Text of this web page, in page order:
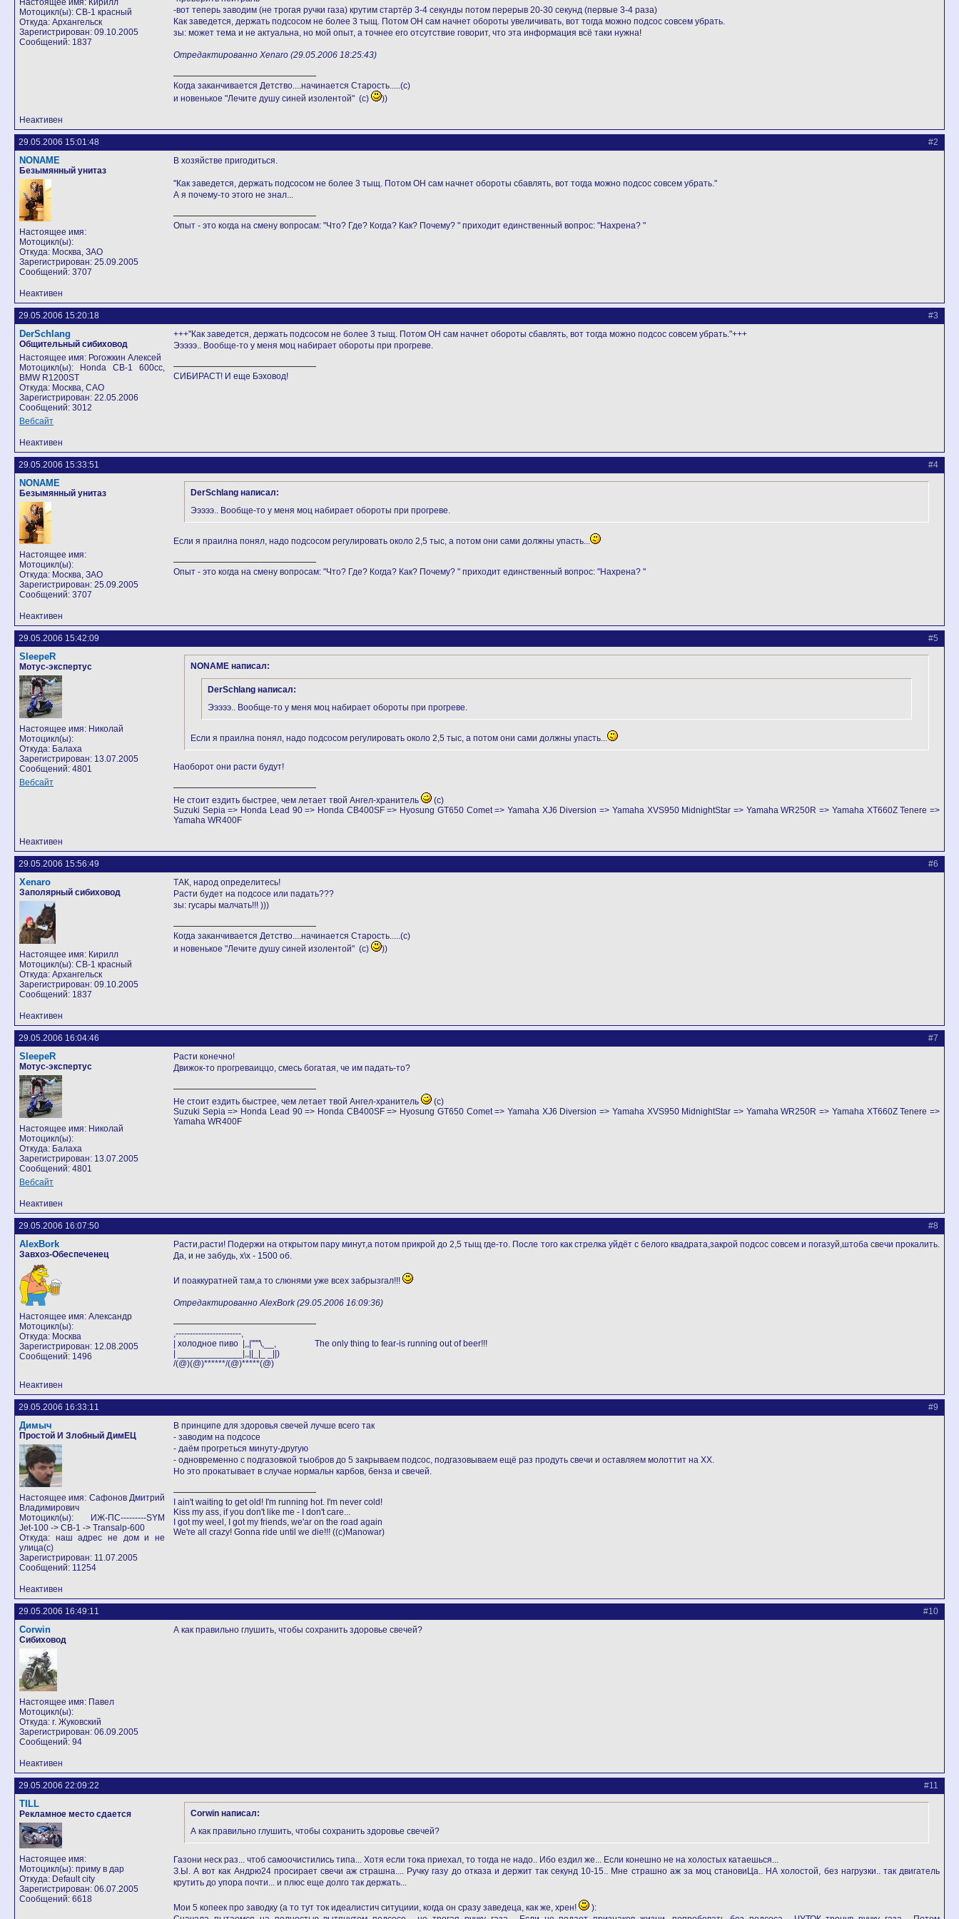
Настоящее имя: Кирилл
Мотоцикл(ы): СВ-1 красный
Откуда: Архангельск
Зарегистрирован: 09.10.2005
Сообщений: 1837
-вот теперь заводим (не трогая ручки газа) крутим стартёр 3-4 секунды потом перерыв 20-30 секунд (первые 3-4 раза)
Как заведется, держать подсосом не более 3 тыщ. Потом ОН сам начнет обороты увеличивать, вот тогда можно подсос совсем убрать.
зы: может тема и не актуальна, но мой опыт, а точнее его отсутствие говорит, что эта информация всё таки нужна!
Отредактированно Xenaro (29.05.2006 18:25:43)
Когда заканчивается Детство....начинается Старость.....(с)
и новенькое "Лечите душу синей изолентой" (с)
))
Неактивен
#2
29.05.2006 15:01:48
NONAME
Безымянный унитаз
Настоящее имя:
Мотоцикл(ы):
Откуда: Москва, ЗАО
Зарегистрирован: 25.09.2005
Сообщений: 3707
В хозяйстве пригодиться.
"Как заведется, держать подсосом не более 3 тыщ. Потом ОН сам начнет обороты сбавлять, вот тогда можно подсос совсем убрать."
А я почему-то этого не знал...
Опыт - это когда на смену вопросам: "Что? Где? Когда? Как? Почему? " приходит единственный вопрос: "Нахрена? "
Неактивен
#3
29.05.2006 15:20:18
DerSchlang
Общительный сибиховод
Настоящее имя: Рогожкин Алексей
Мотоцикл(ы): Honda CB-1 600cc,
BMW R1200ST
Откуда: Москва, САО
Зарегистрирован: 22.05.2006
Сообщений: 3012
Вебсайт
+++"Как заведется, держать подсосом не более 3 тыщ. Потом ОН сам начнет обороты сбавлять, вот тогда можно подсос совсем убрать."+++
Эээээ.. Вообще-то у меня моц набирает обороты при прогреве.
СИБИРАСТ! И еще Бэховод!
Неактивен
#4
29.05.2006 15:33:51
NONAME
Безымянный унитаз
Настоящее имя:
Мотоцикл(ы):
Откуда: Москва, ЗАО
Зарегистрирован: 25.09.2005
Сообщений: 3707
DerSchlang написал:
Эээээ.. Вообще-то у меня моц набирает обороты при прогреве.
Если я праилна понял, надо подсосом регулировать около 2,5 тыс, а потом они сами должны упасть...
Опыт - это когда на смену вопросам: "Что? Где? Когда? Как? Почему? " приходит единственный вопрос: "Нахрена? "
Неактивен
#5
29.05.2006 15:42:09
SleepeR
Мотус-экспертус
Настоящее имя: Николай
Мотоцикл(ы):
Откуда: Балаха
Зарегистрирован: 13.07.2005
Сообщений: 4801
Вебсайт
NONAME написал:
DerSchlang написал:
Эээээ.. Вообще-то у меня моц набирает обороты при прогреве.
Если я праилна понял, надо подсосом регулировать около 2,5 тыс, а потом они сами должны упасть...
Наоборот они расти будут!
Не стоит ездить быстрее, чем летает твой Ангел-хранитель
(с)
Suzuki Sepia => Honda Lead 90 => Honda CB400SF => Hyosung GT650 Comet => Yamaha XJ6 Diversion => Yamaha XVS950 MidnightStar => Yamaha WR250R => Yamaha XT660Z Tenere =>
Yamaha WR400F
Неактивен
#6
29.05.2006 15:56:49
Xenaro
Заполярный сибиховод
Настоящее имя: Кирилл
Мотоцикл(ы): СВ-1 красный
Откуда: Архангельск
Зарегистрирован: 09.10.2005
Сообщений: 1837
ТАК, народ определитесь!
Расти будет на подсосе или падать???
зы: гусары малчать!!! )))
Когда заканчивается Детство....начинается Старость.....(с)
и новенькое "Лечите душу синей изолентой" (с)
))
Неактивен
#7
29.05.2006 16:04:46
SleepeR
Мотус-экспертус
Настоящее имя: Николай
Мотоцикл(ы):
Откуда: Балаха
Зарегистрирован: 13.07.2005
Сообщений: 4801
Вебсайт
Расти конечно!
Движок-то прогреваиццо, смесь богатая, че им падать-то?
Не стоит ездить быстрее, чем летает твой Ангел-хранитель
(с)
Suzuki Sepia => Honda Lead 90 => Honda CB400SF => Hyosung GT650 Comet => Yamaha XJ6 Diversion => Yamaha XVS950 MidnightStar => Yamaha WR250R => Yamaha XT660Z Tenere =>
Yamaha WR400F
Неактивен
#8
29.05.2006 16:07:50
AlexBork
Завхоз-Обеспеченец
Настоящее имя: Александр
Мотоцикл(ы):
Откуда: Москва
Зарегистрирован: 12.08.2005
Сообщений: 1496
Расти,расти! Подержи на открытом пару минут,а потом прикрой до 2,5 тыщ где-то. После того как стрелка уйдёт с белого квадрата,закрой подсос совсем и погазуй,штоба свечи прокалить.
Да, и не забудь, х\х - 1500 об.
И поаккуратней там,а то слюнями уже всех забрызгал!!!
Отредактированно AlexBork (29.05.2006 16:09:36)
,-----------------------,
| холодное пиво |,,|"""\,__, The only thing to fear-is running out of beer!!!
| _____________|,,||_|_ _||)
/(@)(@)******/(@)*****(@)
Неактивен
#9
29.05.2006 16:33:11
Димыч
Простой И Злобный ДимЕЦ
Настоящее имя: Сафонов Дмитрий
Владимирович
Мотоцикл(ы): ИЖ-ПС---------SYM
Jet-100 -> CB-1 -> Transalp-600
Откуда: наш адрес не дом и не
улица(с)
Зарегистрирован: 11.07.2005
Сообщений: 11254
В принципе для здоровья свечей лучше всего так
- заводим на подсосе
- даём прогреться минуту-другую
- одновременно с подгазовкой тыобров до 5 закрываем подсос, подгазовываем ещё раз продуть свечи и оставляем молоттит на ХХ.
Но это прокатывает в случае нормальн карбов, бенза и свечей.
I ain't waiting to get old! I'm running hot. I'm never cold!
Kiss my ass, if you don't like me - I don't care...
I got my weel, I got my friends, we'ar on the road again
We're all crazy! Gonna ride until we die!!! ((c)Manowar)
Неактивен
#10
29.05.2006 16:49:11
Corwin
Сибиховод
Настоящее имя: Павел
Мотоцикл(ы):
Откуда: г. Жуковский
Зарегистрирован: 06.09.2005
Сообщений: 94
А как правильно глушить, чтобы сохранить здоровье свечей?
Неактивен
#11
29.05.2006 22:09:22
TILL
Рекламное место сдается
Настоящее имя:
Мотоцикл(ы): приму в дар
Откуда: Default city
Зарегистрирован: 06.07.2005
Сообщений: 6618
Corwin написал:
А как правильно глушить, чтобы сохранить здоровье свечей?
Газони неск раз... чтоб самоочистились типа... Хотя если тока приехал, то тогда не надо.. Ибо ездил же... Если конешно не на холостых катаешься...
З.Ы. А вот как Андрю24 просирает свечи аж страшна.... Ручку газу до отказа и держит так секунд 10-15.. Мне страшно аж за моц становиЦа.. НА холостой, без нагрузки.. так двигатель
крутить до упора почти... и плюс еще долго так держать...
Мои 5 копеек про заводку (а то тут ток идеалистич ситуциии, когда он сразу заведеца, как же, хрен!
):